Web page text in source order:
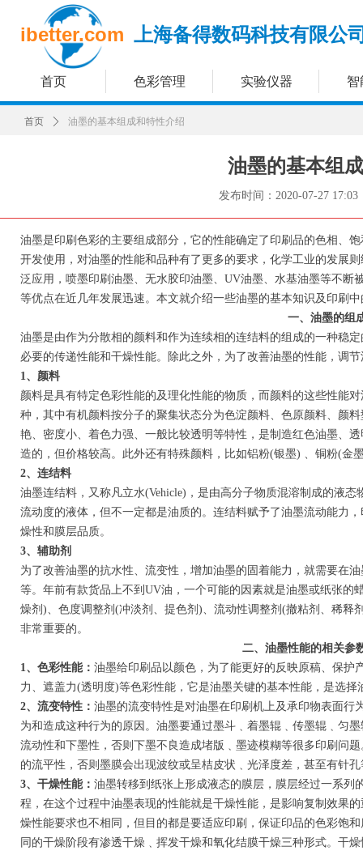
首页 色彩管理 实验仪器 智
ibetter.com 上海备得数码科技有限公
油墨的基本组
发布时间： 2020-07-27 17:03
油墨是印刷色彩的主要组成部分，它的性能确定了印刷品的色相、
开发使用，对油墨的性能和品种有了更多的要求，化学工业的发展
泛应用，喷墨印刷油墨、无水胶印油墨、UV油墨、水基油墨等不
等优点在近几年发展迅速。本文就介绍一些油墨的基本知识及印刷
一、油墨的组
油墨是由作为分散相的颜料和作为连续相的连结料的组成的一种稳
必要的传递性能和干燥性能。除此之外，为了改善油墨的性能，调
1、颜料
颜料是具有特定色彩性能的及理化性能的物质，而颜料的这些性能
种，其中有机颜料按分子的聚集状态分为色淀颜料、色原颜料、颜
艳、密度小、着色力强、一般比较透明等特性，是制造红色油墨、
造的，但价格较高。此外还有特殊颜料，比如铝粉(银墨) 、铜粉(金
2、连结料
油墨连结料，又称凡立水(Vehicle)，是由高分子物质混溶制成的液
流动度的液体，但不一定都是油质的。连结料赋予了油墨流动能力
燥性和膜层品质。
3、辅助剂
为了改善油墨的抗水性、流变性，增加油墨的固着能力，就需要在
等。年前有款货品上不到UV油，一个可能的因素就是油墨或纸张
燥剂)、色度调整剂(冲淡剂、提色剂)、流动性调整剂(撤粘剂、稀
非常重要的。
二、油墨性能的相关参
1、色彩性能： 油墨给印刷品以颜色，为了能更好的反映原稿、保
力、遮盖力(透明度)等色彩性能，它是油墨关键的基本性能，是选
2、流变特性： 油墨的流变特性是对油墨在印刷机上及承印物表面
为和造成这种行为的原因。油墨要通过墨斗﹑着墨辊﹑传墨辊﹑匀
流动性和下墨性，否则下墨不良造成堵版﹑墨迹模糊等很多印刷问
的流平性，否则墨膜会出现波纹或呈桔皮状﹑光泽度差，甚至有针
3、干燥性能： 油墨转移到纸张上形成液态的膜层，膜层经过一系
程，在这个过程中油墨表现的性能就是干燥性能，是影响复制效果
燥性能要求也不相同，但目的都是要适应印刷，保证印品的色彩饱
同的干燥阶段有渗透干燥﹑挥发干燥和氧化结膜干燥三种形式。干
首页 ꄲ 油墨的基本组成和特性介绍